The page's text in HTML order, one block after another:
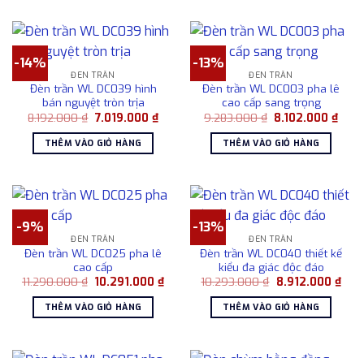
-14%
ĐÈN TRẦN
Đèn trần WL DC039 hình
bán nguyệt tròn trịa
8.192.000₫ Giá
là:
8.192.000 ₫.
7.019.000 ₫Giá
hiện
7.019.000 ₫.
THÊM VÀO GIỎ HÀNG
-13%
ĐÈN TRẦN
Đèn trần WL DC003 pha lê
cao cấp sang trọng
9.283.000₫ Giá
là:
9.283.000 ₫.
8.102.000₫Giá
hiện
THÊM VÀO GIỎ HÀNG
-9%
ĐÈN TRẦN
Đèn trần WL DC025 pha lê
cao cấp
11.290.000₫ Giá
là:
11.290.000 ₫.
10.291.000₫Giá
hiện
10.291.000 ₫.
THÊM VÀO GIỎ HÀNG
-13%
ĐÈN TRẦN
Đèn trần WL DC040 thiết kế
kiểu đa giác độc đáo
10.293.000₫ Giá
là:
10.293.000 ₫.
8.912.000 ₫Giá
hiện
THÊM VÀO GIỎ HÀNG